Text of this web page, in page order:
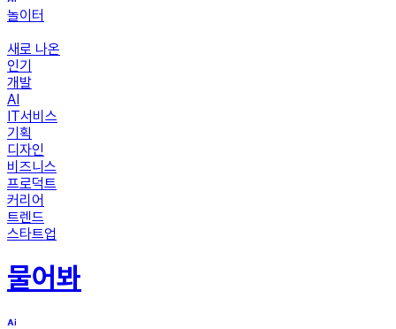
놀이터
새로 나온
인기
개발
AI
IT서비스
기획
디자인
비즈니스
프로덕트
커리어
트렌드
스타트업
물어봐